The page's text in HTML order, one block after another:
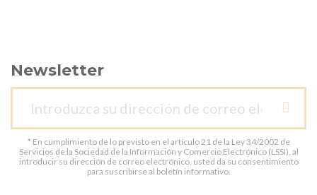
Newsletter
* En cumplimiento de lo previsto en el artículo 21 de la Ley 34/2002 de
Servicios de la Sociedad de la Información y Comercio Electrónico (LSSI), al
introducir su dirección de correo electrónico, usted da su consentimiento
para suscribirse al boletín informativo.